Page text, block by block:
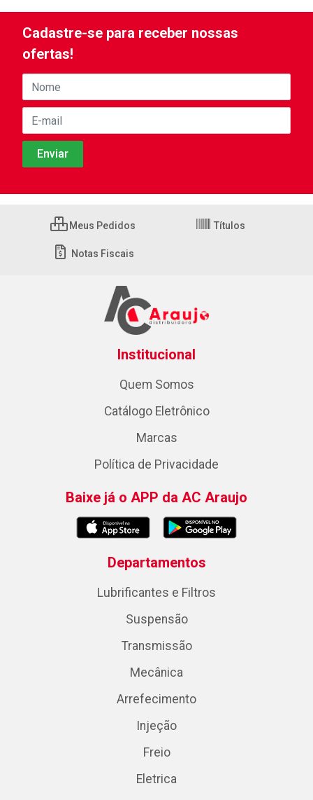
Cadastre-se para receber nossas
ofertas!
Meus Pedidos Títulos
Notas Fiscais
Institucional
Quem Somos
Catálogo Eletrônico
Marcas
Política de Privacidade
Baixe já o APP da AC Araujo
Departamentos
Lubrificantes e Filtros
Suspensão
Transmissão
Mecânica
Arrefecimento
Injeção
Freio
Eletrica